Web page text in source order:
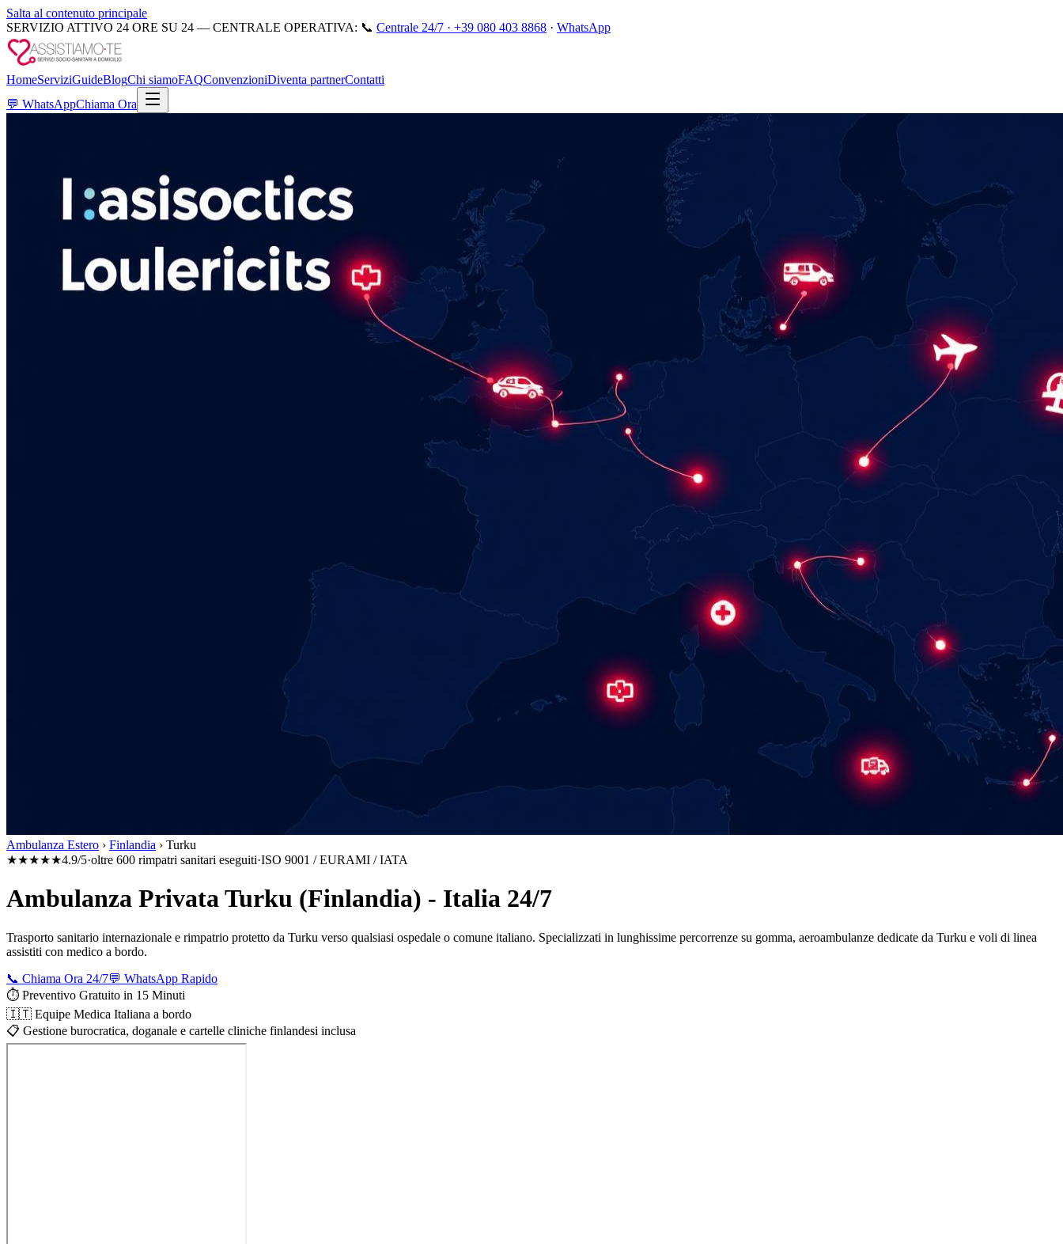
Salta al contenuto principale
SERVIZIO ATTIVO 24 ORE SU 24 — CENTRALE OPERATIVA: 📞 Centrale 24/7 · +39 080 403 8868 · WhatsApp
HomeServiziGuideBlogChi siamoFAQConvenzioniDiventa partnerContatti
💬 WhatsAppChiama Ora
Ambulanza Estero › Finlandia › Turku
★★★★★4.9/5·oltre 600 rimpatri sanitari eseguiti·ISO 9001 / EURAMI / IATA
Ambulanza Privata Turku (Finlandia) - Italia 24/7
Trasporto sanitario internazionale e rimpatrio protetto da Turku verso qualsiasi ospedale o comune italiano. Specializzati in lunghissime percorrenze su gomma, aeroambulanze dedicate da Turku e voli di linea
assistiti con medico a bordo.
📞 Chiama Ora 24/7💬 WhatsApp Rapido
⏱️ Preventivo Gratuito in 15 Minuti
🇮🇹 Equipe Medica Italiana a bordo
📋 Gestione burocratica, doganale e cartelle cliniche finlandesi inclusa